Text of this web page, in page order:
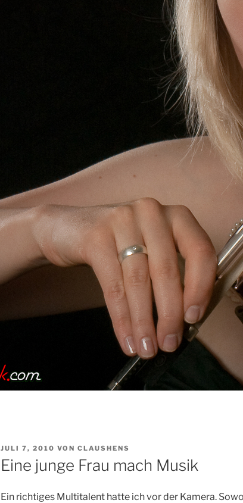
VERÖFFENTLICHT
AM
JULI 7, 2010 VON CLAUSHENS
Eine junge Frau mach Musik
Ein richtiges Multitalent hatte ich vor der Kamera.